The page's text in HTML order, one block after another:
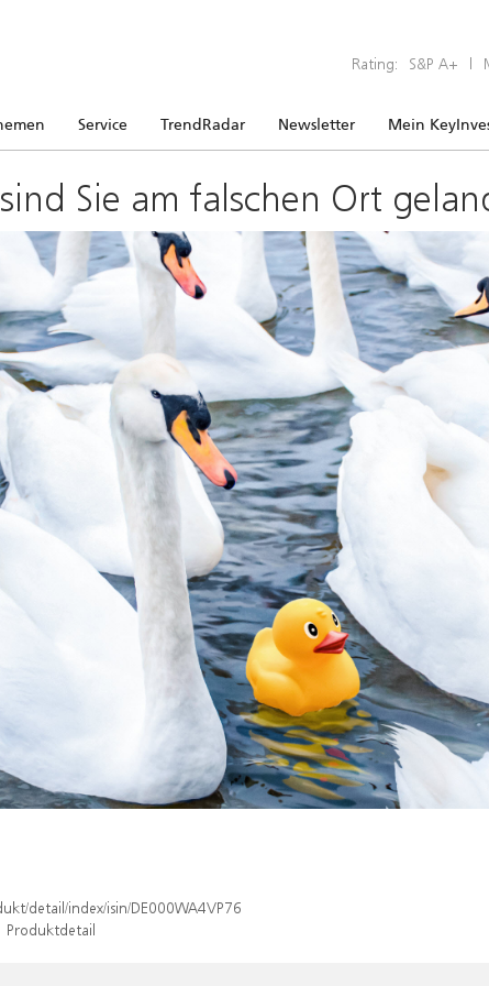
Rating: S&P A+ |
Service TrendRadar Newsletter Mein
Sie am falschen Ort
detail/index/isin/DE000WA4VP76
Produktdetail